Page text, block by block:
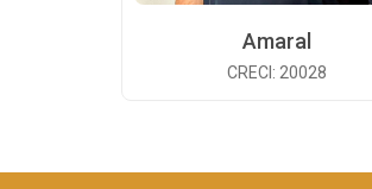
Amaral
CRECI: 20028